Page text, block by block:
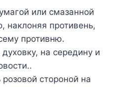
или смазанной
наклоняя противень,
противню.
на середину и
стороной на